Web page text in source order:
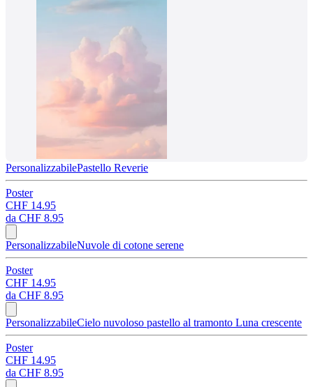
PersonalizzabilePastello Reverie
Poster
CHF 14.95
da CHF 8.95
PersonalizzabileNuvole di cotone serene
Poster
CHF 14.95
da CHF 8.95
PersonalizzabileCielo nuvoloso pastello al tramonto Luna crescente
Poster
CHF 14.95
da CHF 8.95